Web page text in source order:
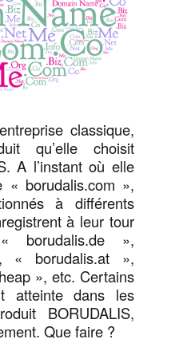
classique,
qu’elle choisit
A l’instant où elle
« borudalis.com »,
à différents
à leur tour
borudalis.de »,
« borudalis.at »,
», etc. Certains
atteinte dans les
BORUDALIS,
Que faire ?